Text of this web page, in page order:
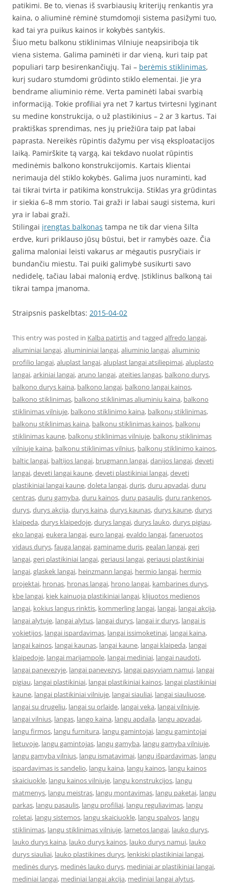
patikimi. Be to, vienas iš svarbiausių kriterijų renkantis yra
kaina, o aliuminė rėminė stumdomoji sistema pasižymi tuo,
kad tai yra puikus kainos ir kokybės santykis.
Šiuo metu balkonu stiklinimas Vilniuje neapsiriboja tik
viena sistema. Galima paminėti ir dar vieną, kuri taip pat
populiari tarp besirenkančiųjų. Tai – berėmis stiklinimas,
kurį sudaro stumdomi grūdinto stiklo elementai. Jie yra
bendrame aliuminio rėme. Verta paminėti labai svarbią
informaciją. Tokie profiliai yra net 7 kartus tvirtesni lyginant
su medine konstrukcija, o už plastikinius – 2 ar 3 kartus. Tai
praktiškas sprendimas, nes jų priežiūra taip pat labai
paprasta. Nereikės rūpintis dažymu per visą eksploatacijos
laiką. Pamirškite tą vargą, kai tekdavo nuolat rūpintis
medinėmis balkono konstrukcijomis. Kartais klientai
nerimauja dėl stiklo kokybės. Galima juos nuraminti, kad
tai tikrai tvirta ir patikima konstrukcija. Stiklas yra grūdintas
ir siekia 6–8 mm storio. Tai graži ir labai saugi sistema, kuri
yra ir labai graži.
Stilingai įrengtas balkonas tampa ne tik dar viena šilta
erdve, kuri priklauso jūsų būstui, bet ir ramybės oaze. Čia
galima maloniai leisti vakarus ar mėgautis pusryčiais ir
bundančiu miestu. Tai puiki galimybė susikurti savo
nedidelę, tačiau labai malonią erdvę. Įstiklinus balkoną tai
tikrai tampa įmanoma.
Straipsnis paskelbtas: 2015-04-02
This entry was posted in Kalba patirtisand tagged alfredo langai,
aliuminiai langai,aliumininiai langai,aliuminio langai,aliuminio
profilio langai,aluplast langai,aluplast langai atsiliepimai,aluplasto
langai,arkiniai langai,aruno langai,ateities langas, balkono durys,
balkono durys kaina, balkono langai, balkono langai kainos,
balkono stiklinimas, balkono stiklinimas aliuminiu kaina, balkono
stiklinimas vilniuje, balkono stiklinimo kaina, balkonų stiklinimas,
balkonų stiklinimas kaina, balkonu stiklinimas kainos, balkonų
stiklinimas kaune, balkonų stiklinimas vilniuje, balkonų stiklinimas
vilniuje kaina, balkonu stiklinimas vilnius, balkonų stiklinimo kainos,
baltic langai, baltijos langai, brugmann langai,danijos langai,deveti
langai,deveti langai kaune,deveti plastikiniai langai,deveti
plastikiniai langai kaune,doleta langai,duris,duru apvadai,duru
centras,durų gamyba,duru kainos,durų pasaulis,duru rankenos,
durys,durys akcija,durys kaina,durys kaunas,durys kaune,durys
klaipeda,durys klaipedoje,durys langai,durys lauko,durys pigiau,
eko langai,eukera langai,euro langai,evaldo langai,faneruotos
vidaus durys,fauga langai,gaminame duris,gealan langai,geri
langai,geri plastikiniai langai,geriausi langai,geriausi plastikiniai
langai,glaskek langai, heinzmann langai, hermio langai, hermio
projektai, hronas, hronas langai, hrono langai, kambarines durys,
kbe langai, kiek kainuoja plastikiniai langai, klijuotos medienos
langai, kokius langus rinktis, kommerling langai, langai, langai akcija,
langai alytuje, langai alytus, langai durys, langai ir durys, langai is
vokietijos, langai ispardavimas, langai issimoketinai, langai kaina,
langai kainos, langai kaunas, langai kaune, langai klaipeda, langai
klaipedoje, langai marijampole, langai mediniai, langai naudoti,
langai panevezyje, langai panevezys, langai pasyviam namui, langai
pigiau, langai plastikiniai, langai plastikiniai kainos, langai plastikiniai
kaune, langai plastikiniai vilniuje, langai siauliai, langai siauliuose,
langai su drugeliu, langai su orlaide, langai veka, langai vilniuje,
langai vilnius, langas, lango kaina, langu apdaila, langu apvadai,
langu firmos, langu furnitura, langu gamintojai, langu gamintojai
lietuvoje, langu gamintojas, langų gamyba, langų gamyba vilniuje,
langu gamyba vilnius, langu ismatavimai, langų išpardavimas, langu
ispardavimas is sandelio, langu kaina, langų kainos, langu kainos
skaiciuokle, langu kainos vilniuje, langu konstrukcijos, langu
matmenys, langu meistras, langų montavimas, langu paketai, langu
parkas, langu pasaulis, langu profiliai, langu reguliavimas, langu
roletai, langų sistemos, langu skaiciuokle, langu spalvos, langų
stiklinimas, langu stiklinimas vilniuje, larnetos langai, lauko durys,
lauko durys kaina, lauko durys kainos, lauko durys namui, lauko
durys siauliai, lauko plastikines durys, lenkiski plastikiniai langai,
medinės durys, medinės lauko durys, mediniai ar plastikiniai langai,
mediniai langai, mediniai langai akcija, mediniai langai alytus,